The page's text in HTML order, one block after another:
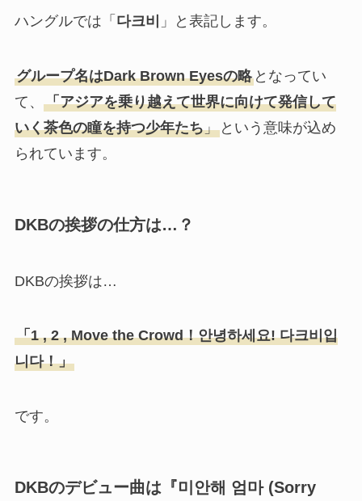
ハングルでは「 다크비 」と表記します。
グループ名はDark Brown Eyesの略となってい
て、 「アジアを乗り越えて世界に向けて発信して
いく茶色の瞳を持つ少年たち」という意味が込め
られています。
DKBの挨拶の仕方は…？
DKBの挨拶は…
「1 , 2 , Move the Crowd！안녕하세요! 다크비입
니다！」
です。
DKBのデビュー曲は『미안해 엄마 (Sorry